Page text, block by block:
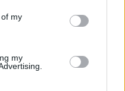
my
my
των